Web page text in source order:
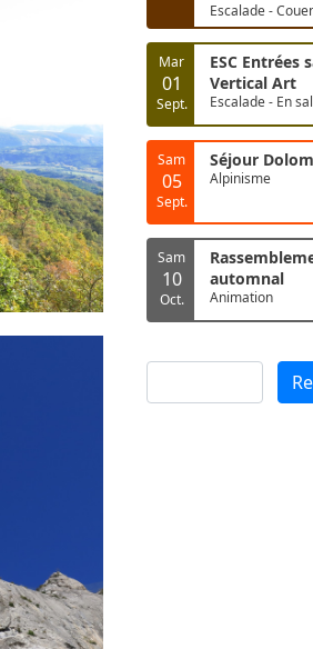
Escalade -
Mar
01
Sept.
ESC Entrées
Vertical Art
Escalade - En
Sam
05
Sept.
Séjour
Alpinisme
Sam
10
Oct.
automnal
Animation
Rechercher